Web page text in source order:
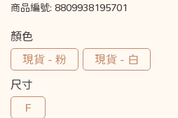
商品編號: 8809938195701
顏色
現貨 - 粉
現貨 - 白
尺寸
F